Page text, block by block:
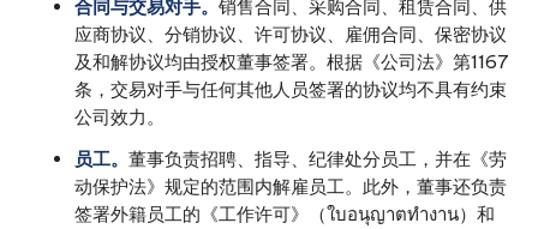
合同与交易对手。销售合同、采购合同、租赁合同、供
应商协议、分销协议、许可协议、雇佣合同、保密协议
及和解协议均由授权董事签署。根据《公司法》第1167
条，交易对手与任何其他人员签署的协议均不具有约束
公司效力。
员工。董事负责招聘、指导、纪律处分员工，并在《劳
动保护法》规定的范围内解雇员工。此外，董事还负责
签署外籍员工的《工作许可》（ใบอนุญาตทำงาน）和